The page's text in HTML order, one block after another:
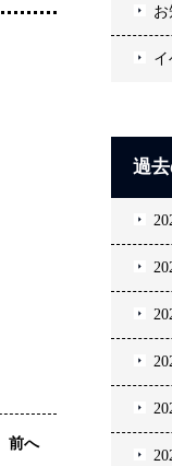
前へ
お
イ
過